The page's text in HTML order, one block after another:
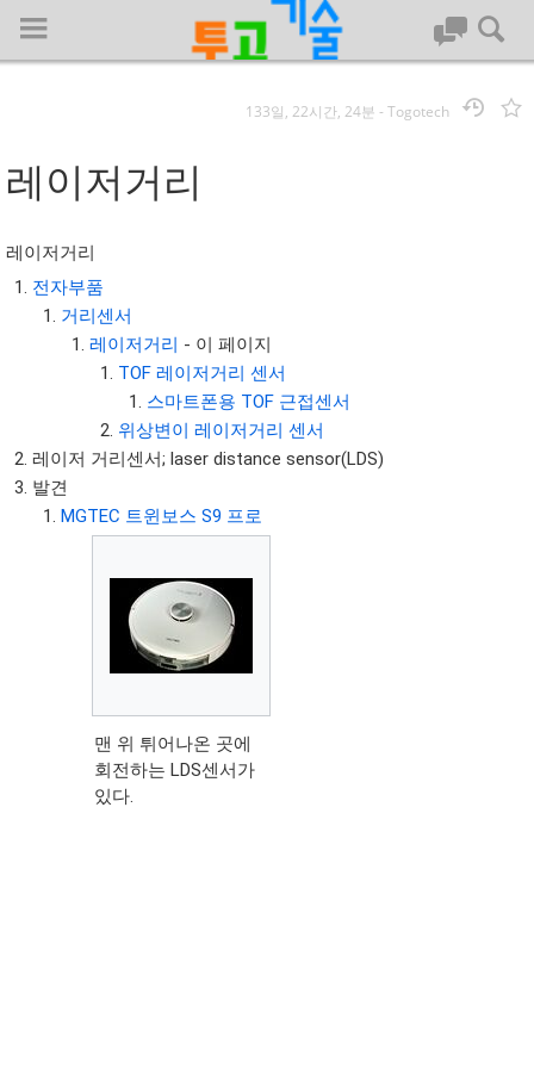
대문
회사명 :
투고기술
| 대표 : 김명기 | 사업자번호 : 142-08-78939
전화 : 031-8065-5299 | 주소 : (16954)) 경기도 용인시 기흥구 흥덕1
로 13, B동(complex동) 1213호(영덕동,흥덕IT밸리)
COPYRIGHT (C) 투고기술 ALL RIGHTS RESEVED
투고기술 위키 저작권
133일, 22시간, 24분 -Togotech
레이저거리
레이저거리
전자부품
거리센서
레이저거리 - 이 페이지
TOF 레이저거리 센서
스마트폰용 TOF 근접센서
위상변이 레이저거리 센서
레이저 거리센서; laser distance sensor(LDS)
발견
MGTEC 트윈보스 S9 프로
맨 위 튀어나온 곳에
회전하는 LDS센서가
있다.